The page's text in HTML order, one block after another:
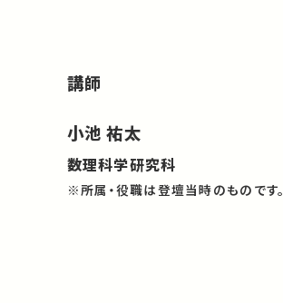
講師
小池 祐太
数理科学研究科
※所属・役職は登壇当時のものです。